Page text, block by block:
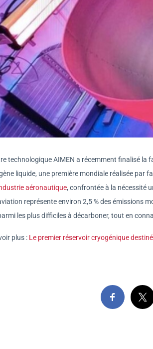
technologique AIMEN a récemment finalisé la
liquide, une première mondiale réalisée
aéronautique, confrontée à la nécessité
représente environ 2,5 % des émissions
les plus difficiles à décarboner, tout en
plus : Le premier réservoir cryogénique